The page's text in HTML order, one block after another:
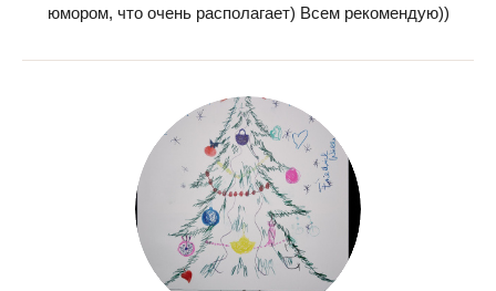
юмором, что очень располагает) Всем рекомендую))